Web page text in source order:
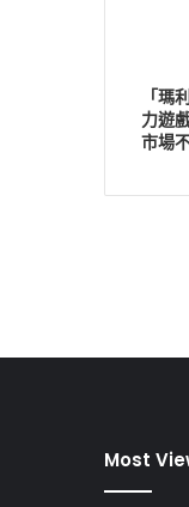
「瑪
力遊
市場
Most